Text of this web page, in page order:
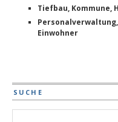
Tiefbau, Kommune,
Personalverwaltung,
Einwohner
SUCHE